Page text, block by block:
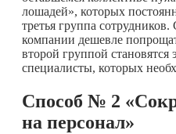
лошадей», которых
третья группа
компании дешевле
второй группой
специалисты, которых
Способ № 2
на персонал»